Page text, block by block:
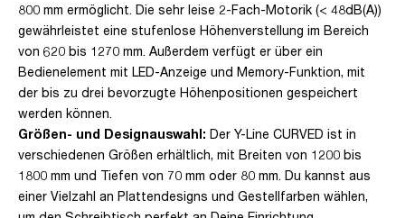
800 mm ermöglicht. Die sehr leise 2-Fach-Motorik (< 48dB(A))
gewährleistet eine stufenlose Höhenverstellung im Bereich
von 620 bis 1270 mm. Außerdem verfügt er über ein
Bedienelement mit LED-Anzeige und Memory-Funktion, mit
der bis zu drei bevorzugte Höhenpositionen gespeichert
werden können.
Größen- und Designauswahl: Der Y-Line CURVED ist in
verschiedenen Größen erhältlich, mit Breiten von 1200 bis
1800 mm und Tiefen von 70 mm oder 80 mm. Du kannst aus
einer Vielzahl an Plattendesigns und Gestellfarben wählen,